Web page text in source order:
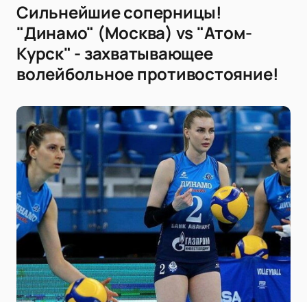
Сильнейшие соперницы!
"Динамо" (Москва) vs "Атом-
Курск" - захватывающее
волейбольное противостояние!